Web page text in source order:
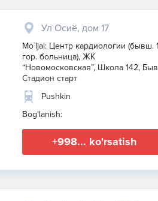
Ул Осиё, дом 17
Mo`ljal: Центр кардиологии (бывш.
гор. больница), ЖК
“Новомосковская”, Школа 142,
Стадион старт
Pushkin
Bog'lanish:
+998... ko'rsatish